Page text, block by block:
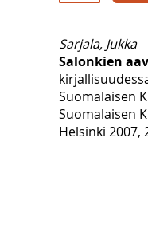
Sarjala, Jukka
Salonkien
Suomalaisen
Suomalaisen
Helsinki 2007,